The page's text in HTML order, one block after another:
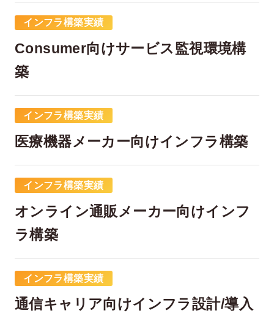
在宅率
%
2026年7月時点 2026年6月時点
インフラ構築実績
Consumer向けサービス監視環境構
築
インフラ構築実績
医療機器メーカー向けインフラ構築
インフラ構築実績
オンライン通販メーカー向けインフ
ラ構築
インフラ構築実績
通信キャリア向けインフラ設計/導入